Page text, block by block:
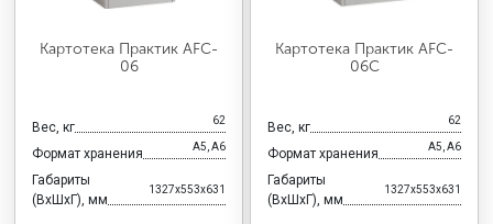
Картотека Практик AFC-
06
Вес, кг 62
Формат хранения А5, А6
Габариты
(ВхШхГ), мм
1327x553x631
Картотека Практик AFC-
06C
Вес, кг 62
Формат хранения А5, А6
Габариты
(ВхШхГ), мм
1327x553x631